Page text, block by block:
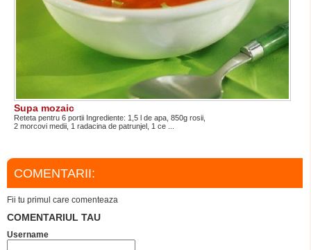
Supa mozaic
Reteta pentru 6 portii Ingrediente: 1,5 l de apa, 850g rosii,
2 morcovi medii, 1 radacina de patrunjel, 1 ce ...
COMENTARII:
Fii tu primul care comenteaza
COMENTARIUL TAU
Username